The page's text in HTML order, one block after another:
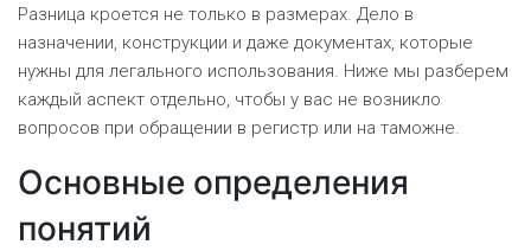
Разница кроется не только в размерах. Дело в
назначении, конструкции и даже документах, которые
нужны для легального использования. Ниже мы разберем
каждый аспект отдельно, чтобы у вас не возникло
вопросов при обращении в регистр или на таможне.
Основные определения
понятий